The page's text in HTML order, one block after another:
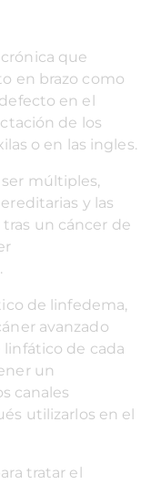
que
en brazo como
en el
de los
o en las ingles.
múltiples,
y las
un cáncer de
de linfedema,
avanzado
de cada
un
canales
utilizarlos en el
tratar el